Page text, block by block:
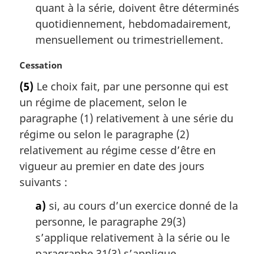
quant à la série, doivent être déterminés
quotidiennement, hebdomadairement,
mensuellement ou trimestriellement.
N
t
e
m
a
g
i
n
Cessation
(5) Le choix fait, par une personne qui est
un régime de placement, selon le
paragraphe (1) relativement à une série du
régime ou selon le paragraphe (2)
relativement au régime cesse d’être en
vigueur au premier en date des jours
suivants :
a) si, au cours d’un exercice donné de la
personne, le paragraphe 29(3)
s’applique relativement à la série ou le